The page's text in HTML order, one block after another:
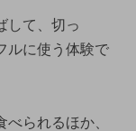
して、切っ
に使う体験で
られるほか、